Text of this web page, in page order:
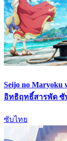
Seijo no Maryoku
อิทธิฤทธิ์สารพัด ซั
ซับไทย